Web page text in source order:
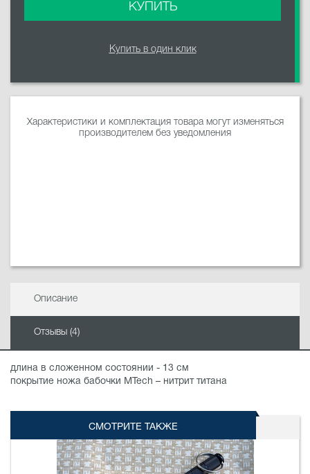
КУПИТЬ
Купить в один клик
Характеристики и комплектация товара могут изменяться
производителем без уведомления
Описание
Отзывы (4)
длина в сложенном состоянии - 13 см
покрытие ножа бабочки MTech – нитрит титана
СМОТРИТЕ ТАКЖЕ